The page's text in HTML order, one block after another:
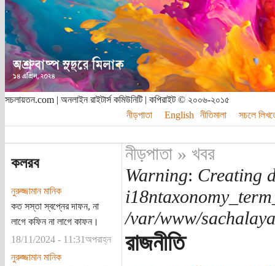
সচলায়তন.com | অনলাইন রাইটার্স কমিউনিটি | কপিরাইট © ২০০৬-২০১৫
নীড়পাতা
English নীতিমালা সচলে
কলরব
নুরুজ্জামান মানিক
কত সস্তা স্বপ্নের দাফন, না
লাগে কফিন না লাগে কাফন।
18/11/2024 - 11:31অপরাহ্ন
নুরুজ্জামান মানিক
নীড়পাতা» খবর
Warning: Creating
/var/www/
রাজনীতি